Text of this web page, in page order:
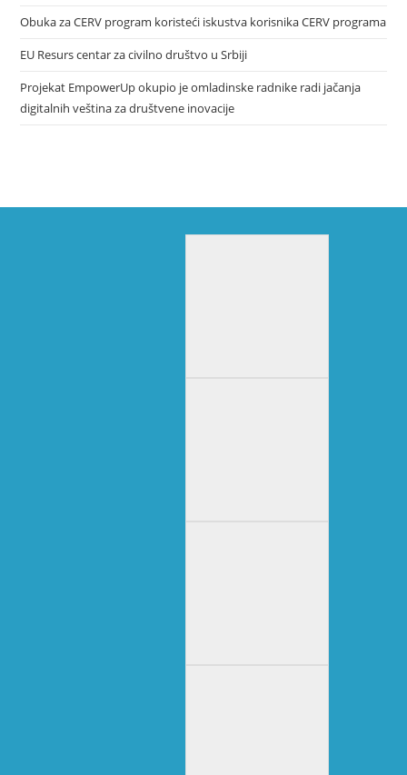
Obuka za CERV program koristeći iskustva korisnika CERV programa
EU Resurs centar za civilno društvo u Srbiji
Projekat EmpowerUp okupio je omladinske radnike radi jačanja
digitalnih veština za društvene inovacije